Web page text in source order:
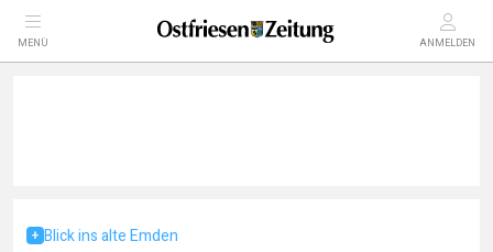
MENÜ ANMELDEN
Blick ins alte Emden